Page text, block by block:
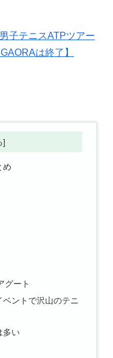
子テニスATPツアー
は終了】
め
グート
ントで沢山のテニ
多い